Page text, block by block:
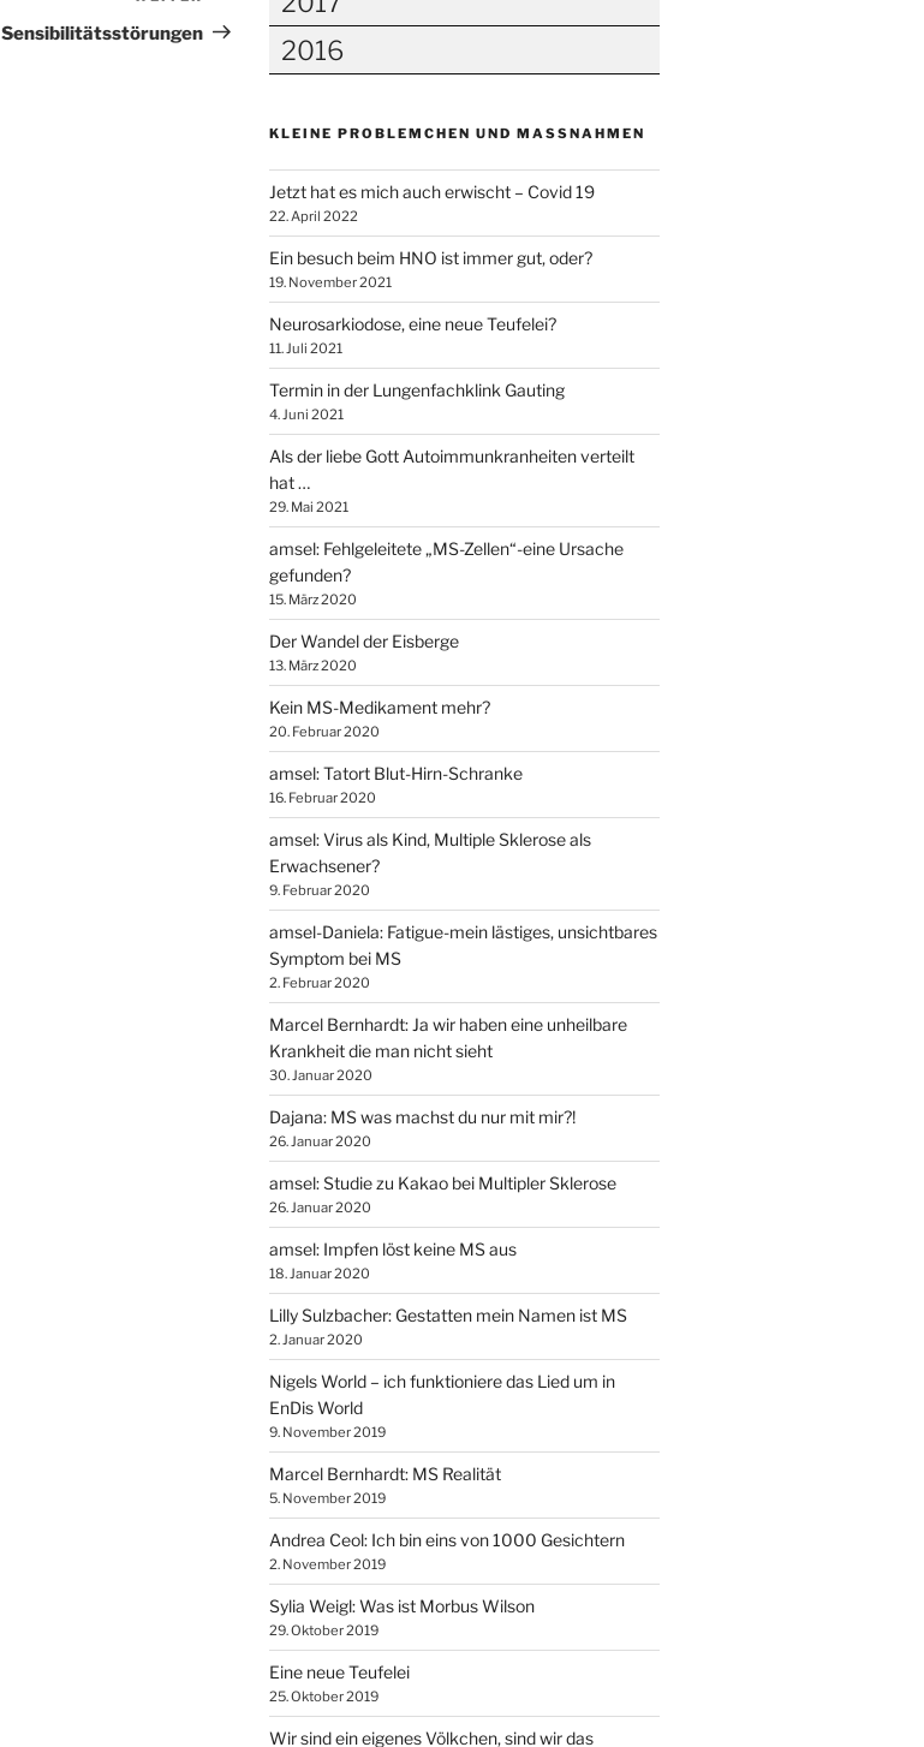
Beitrag
Sensibilitätsstörungen
2016
KLEINE PROBLEMCHEN UND MASSNAHMEN
Jetzt hat es mich auch erwischt – Covid 19
22. April 2022
Ein besuch beim HNO ist immer gut, oder?
19. November 2021
Neurosarkiodose, eine neue Teufelei?
11. Juli 2021
Termin in der Lungenfachklink Gauting
4. Juni 2021
Als der liebe Gott Autoimmunkranheiten verteilt
hat …
29. Mai 2021
amsel: Fehlgeleitete „MS-Zellen“-eine Ursache
gefunden?
15. März 2020
Der Wandel der Eisberge
13. März 2020
Kein MS-Medikament mehr?
20. Februar 2020
amsel: Tatort Blut-Hirn-Schranke
16. Februar 2020
amsel: Virus als Kind, Multiple Sklerose als
Erwachsener?
9. Februar 2020
amsel-Daniela: Fatigue-mein lästiges, unsichtbares
Symptom bei MS
2. Februar 2020
Marcel Bernhardt: Ja wir haben eine unheilbare
Krankheit die man nicht sieht
30. Januar 2020
Dajana: MS was machst du nur mit mir?!
26. Januar 2020
amsel: Studie zu Kakao bei Multipler Sklerose
26. Januar 2020
amsel: Impfen löst keine MS aus
18. Januar 2020
Lilly Sulzbacher: Gestatten mein Namen ist MS
2. Januar 2020
Nigels World – ich funktioniere das Lied um in
EnDis World
9. November 2019
Marcel Bernhardt: MS Realität
5. November 2019
Andrea Ceol: Ich bin eins von 1000 Gesichtern
2. November 2019
Sylia Weigl: Was ist Morbus Wilson
29. Oktober 2019
Eine neue Teufelei
25. Oktober 2019
Wir sind ein eigenes Völkchen, sind wir das